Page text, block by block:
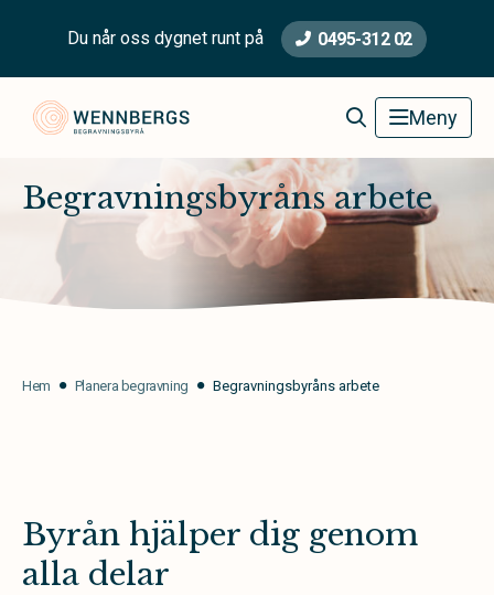
Du når oss dygnet runt på 0495-312 02
Wennbergs Begravningsbyrå Meny
Begravningsbyråns arbete
Hem Planera begravning Begravningsbyråns arbete
Byrån hjälper dig genom
alla delar